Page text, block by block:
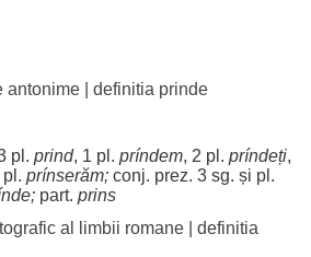
antonime| definitia prinde
pl. prind, 1 pl. príndem, 2 pl. príndeți,
pl. prínserăm;conj. prez. 3 sg. și pl.
part. prins
al limbii romane| definitia